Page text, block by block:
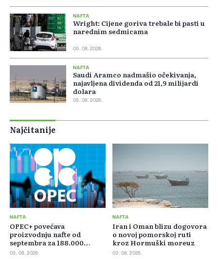
NAFTA
Wright: Cijene goriva trebale bi pasti u
narednim sedmicama
05. 08. 2026.
NAFTA
Saudi Aramco nadmašio očekivanja,
najavljena dividenda od 21,9 milijardi
dolara
05. 08. 2026.
Najčitanije
NAFTA
OPEC+ povećava
proizvodnju nafte od
septembra za 188.000
barela dnevno
03. 08. 2026.
NAFTA
Iran i Oman blizu dogovora
o novoj pomorskoj ruti
kroz Hormuški moreuz
03. 08. 2026.